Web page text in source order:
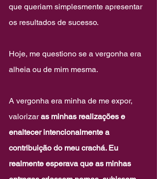
que queriam simplesmente apresentar
os resultados de sucesso.
Hoje, me questiono se a vergonha era
alheia ou de mim mesma.
A vergonha era minha de me expor,
valorizar as minhas realizações e
enaltecer intencionalmente a
contribuição do meu crachá. Eu
realmente esperava que as minhas